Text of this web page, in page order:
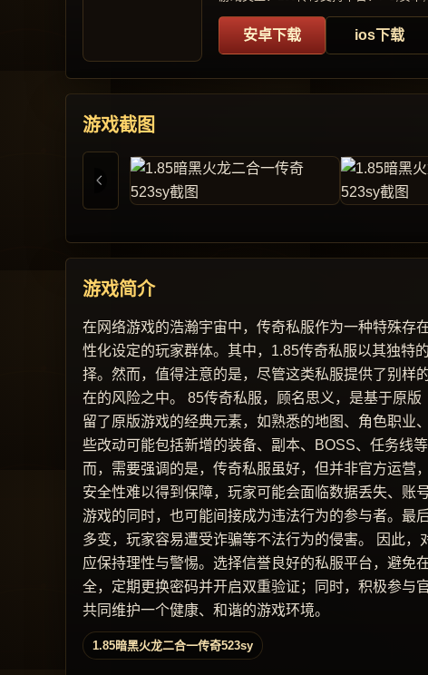
安卓下载 ios下载
游戏截图
游戏简介
在网络游戏的浩瀚宇宙中，传奇私服作为一种特殊存
性化设定的玩家群体。其中，1.85传奇私服以其独特
择。然而，值得注意的是，尽管这类私服提供了别样
在的风险之中。 85传奇私服，顾名思义，是基于原
留了原版游戏的经典元素，如熟悉的地图、角色职业
些改动可能包括新增的装备、副本、BOSS、任务线
而，需要强调的是，传奇私服虽好，但并非官方运营
安全性难以得到保障，玩家可能会面临数据丢失、账
游戏的同时，也可能间接成为违法行为的参与者。最
多变，玩家容易遭受诈骗等不法行为的侵害。 因此
应保持理性与警惕。选择信誉良好的私服平台，避免
全，定期更换密码并开启双重验证；同时，积极参与
共同维护一个健康、和谐的游戏环境。
1.85暗黑火龙二合一传奇523sy